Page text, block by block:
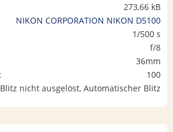
273,66 kB
NIKON CORPORATION NIKON D5100
1/500 s
f/8
36mm
100
Blitz nicht ausgelöst, Automatischer Blitz